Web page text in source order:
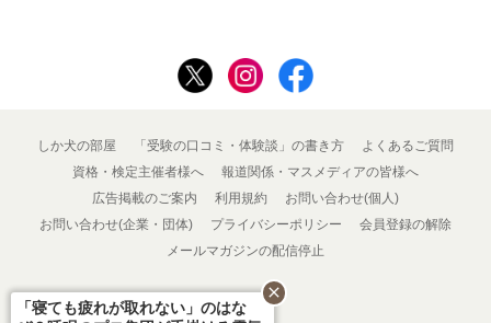
しか犬の部屋 「受験の口コミ・体験談」の書き方
よくあるご質問
資格・検定主催者様へ
報道関係・マスメディアの皆様へ
広告掲載のご案内
利用規約
お問い合わせ(個人)
お問い合わせ(企業・団体)
プライバシーポリシー
会員登録の解除
メールマガジンの配信停止
「寝ても疲れが取れない」のはな
close